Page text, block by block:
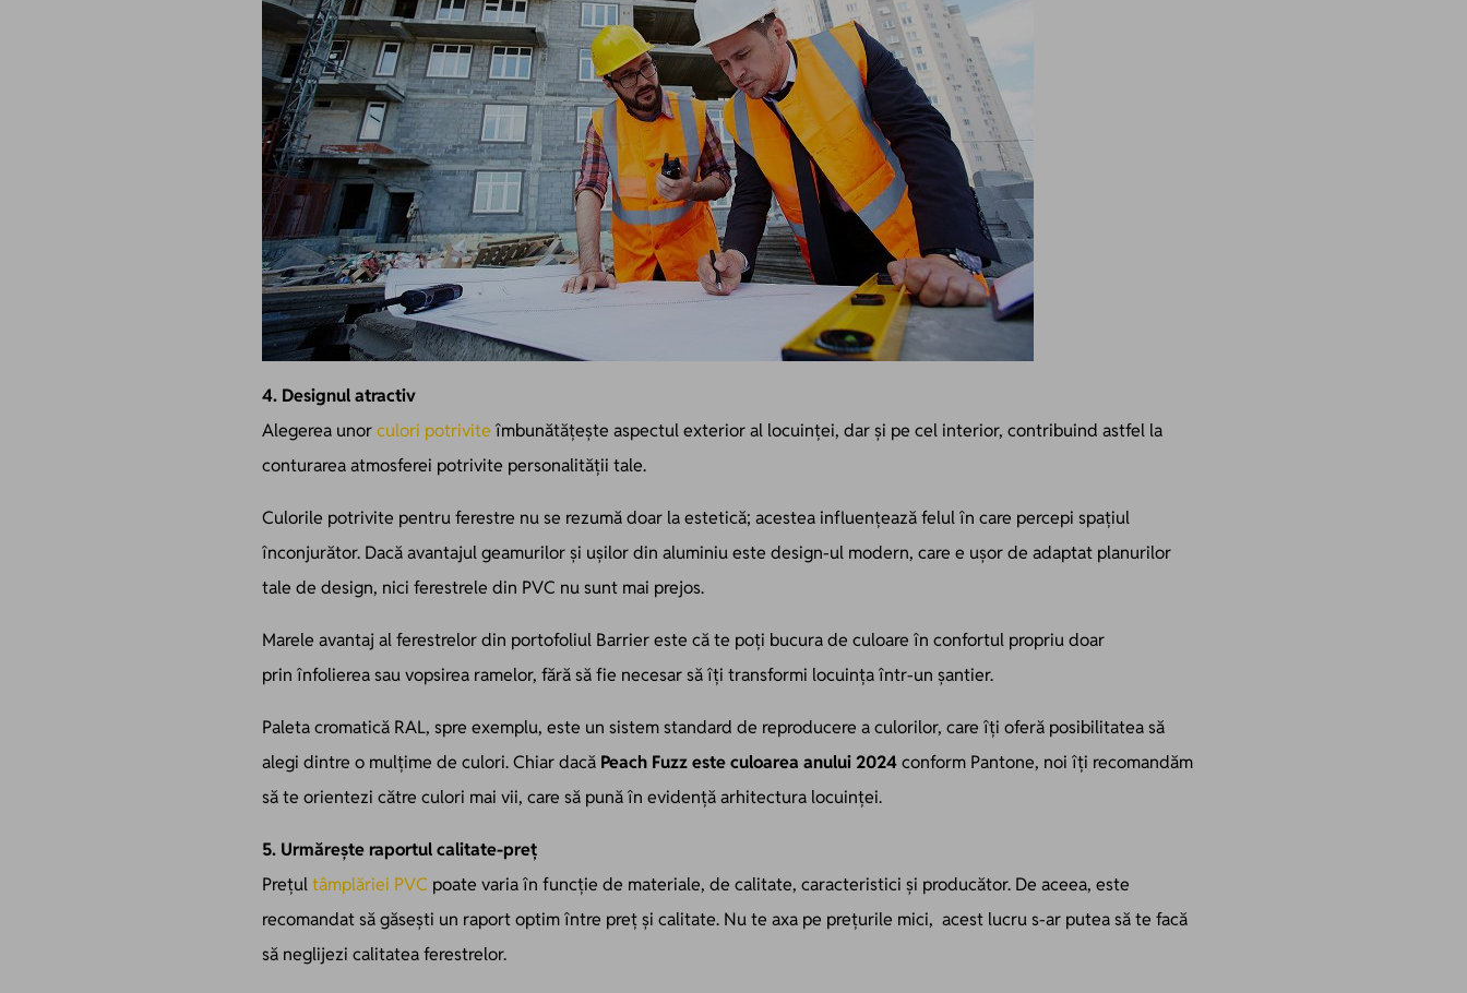
4. Designul atractiv
Alegerea unorculori potrivite îmbunătățește aspectul exterior al locuinței, dar și pe cel interior, contribuind astfel la
conturarea atmosferei potrivite personalității tale.
Culorile potrivite pentru ferestre nu se rezumă doar la estetică; acestea influențează felul în care percepi spațiul
înconjurător. Dacă avantajul geamurilor și ușilor din aluminiu este design-ul modern, care e ușor de adaptat planurilor
tale de design, nici ferestrele din PVC nu sunt mai prejos.
Marele avantaj al ferestrelor din portofoliul Barrier este că te poți bucura de culoare în confortul propriu doar
prin înfolierea sau vopsirea ramelor, fără să fie necesar să îți transformi locuința într-un șantier.
Paleta cromatică RAL, spre exemplu, este un sistem standard de reproducere a culorilor, care îți oferă posibilitatea să
alegi dintre o mulțime de culori. Chiar dacă Peach Fuzz este culoarea anului 2024conform Pantone, noi îți recomandăm
să te orientezi către culori mai vii, care să pună în evidență arhitectura locuinței.
5. Urmărește raportul calitate-preţ
Prețultâmplăriei PVC poate varia în funcție de materiale, de calitate, caracteristici și producător. De aceea, este
recomandat să găsești un raport optim între preț și calitate. Nu te axa pe prețurile mici, acest lucru s-ar putea să te facă
să neglijezi calitatea ferestrelor.